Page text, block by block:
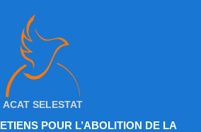
ACAT SELESTAT
POUR L’ABOLITION DE LA